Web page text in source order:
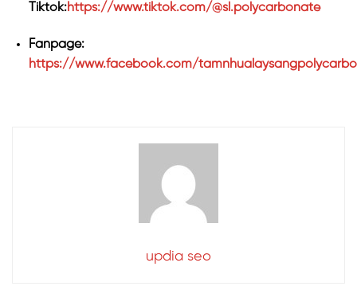
Tiktok:https://www.tiktok.com/@sl.polycarbonate
Fanpage:
https://www.facebook.com/
updia seo